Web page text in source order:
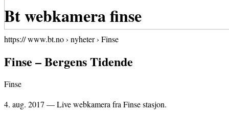
Bt webkamera finse
https:// www.bt.no › nyheter › Finse
Finse – Bergens Tidende
Finse
4. aug. 2017 — Live webkamera fra Finse stasjon.